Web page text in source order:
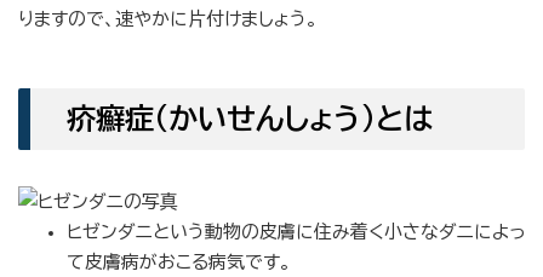
りますので、速やかに片付けましょう。
疥癬症（かいせんしょう）とは
ヒゼンダニという動物の皮膚に住み着く小さなダニによっ
て皮膚病がおこる病気です。